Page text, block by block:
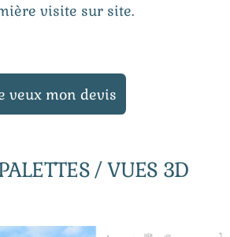
visite sur site.
veux mon devis
/ VUES 3D